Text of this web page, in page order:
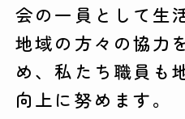
会の一員として生
地域の方々の協力
め、私たち職員も
向上に努めます。